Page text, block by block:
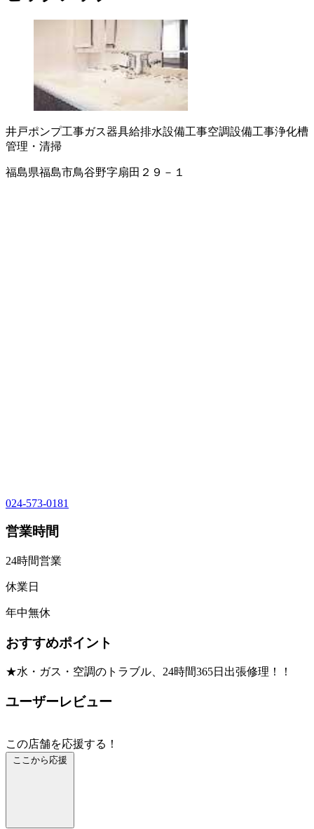
井戸ポンプ工事ガス器具給排水設備工事空調設備工事浄化槽
管理・清掃
福島県福島市鳥谷野字扇田２９－１
024-573-0181
営業時間
24時間営業
休業日
年中無休
おすすめポイント
★水・ガス・空調のトラブル、24時間365日出張修理！！
ユーザーレビュー
この店舗を応援する！
ここから応援